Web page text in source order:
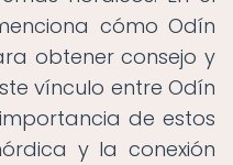
cómo Odín
obtener consejo y
vínculo entre Odín
de estos
y la conexión